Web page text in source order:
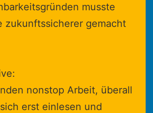
musste
zukunftssicherer gemacht
nonstop Arbeit, überall
erst einlesen und